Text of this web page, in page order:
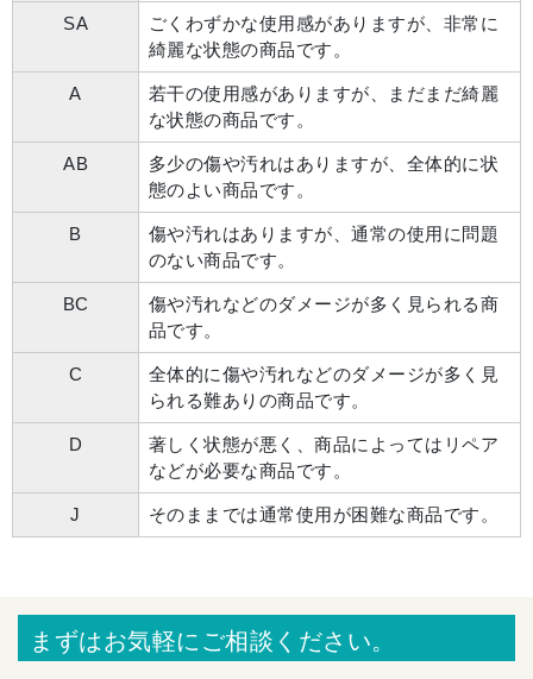
SA
ごくわずかな使用感がありますが、非常に
綺麗な状態の商品です。
A
若干の使用感がありますが、まだまだ綺麗
な状態の商品です。
AB
多少の傷や汚れはありますが、全体的に状
態のよい商品です。
B
傷や汚れはありますが、通常の使用に問題
のない商品です。
BC
傷や汚れなどのダメージが多く見られる商
品です。
C
全体的に傷や汚れなどのダメージが多く見
られる難ありの商品です。
D
著しく状態が悪く、商品によってはリペア
などが必要な商品です。
J そのままでは通常使用が困難な商品です。
まずはお気軽にご相談ください。